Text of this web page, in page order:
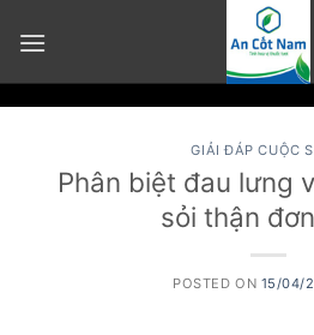
GIẢI ĐÁP CUỘC
Phân biệt đau lưng
sỏi thận
POSTED ON 15/04/